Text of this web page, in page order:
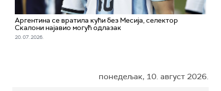
Аргентина се вратила кући без Месија, селектор
Скалони најавио могућ одлазак
20. 07. 2026.
понедељак, 10. август 2026.